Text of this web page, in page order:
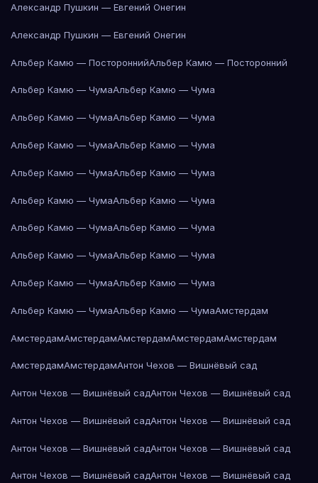
Александр Пушкин — Евгений Онегин
Александр Пушкин — Евгений Онегин
Альбер Камю — ПостороннийАльбер Камю — Посторонний
Альбер Камю — ЧумаАльбер Камю — Чума
Альбер Камю — ЧумаАльбер Камю — Чума
Альбер Камю — ЧумаАльбер Камю — Чума
Альбер Камю — ЧумаАльбер Камю — Чума
Альбер Камю — ЧумаАльбер Камю — Чума
Альбер Камю — ЧумаАльбер Камю — Чума
Альбер Камю — ЧумаАльбер Камю — Чума
Альбер Камю — ЧумаАльбер Камю — Чума
Альбер Камю — ЧумаАльбер Камю — ЧумаАмстердам
АмстердамАмстердамАмстердамАмстердамАмстердам
АмстердамАмстердамАнтон Чехов — Вишнёвый сад
Антон Чехов — Вишнёвый садАнтон Чехов — Вишнёвый сад
Антон Чехов — Вишнёвый садАнтон Чехов — Вишнёвый сад
Антон Чехов — Вишнёвый садАнтон Чехов — Вишнёвый сад
Антон Чехов — Вишнёвый садАнтон Чехов — Вишнёвый сад